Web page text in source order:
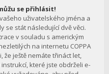
se přihlásit!
uživatelského jména a
se stát následující dvě věci.
v souladu s americkým
na internetu COPPA
že ještě nemáte třináct let,
které jste obdrželi e-